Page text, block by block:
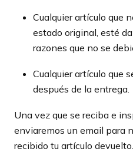
Cualquier artículo que
estado original, esté
razones que no se
Cualquier artículo que
después de la entrega.
Una vez que se reciba e
enviaremos un email para
recibido tu artículo